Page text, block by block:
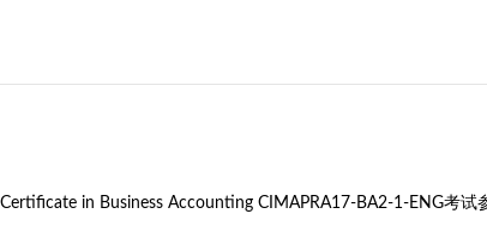
Certificate in Business Accounting CIMAPRA17-BA2-1-ENG考